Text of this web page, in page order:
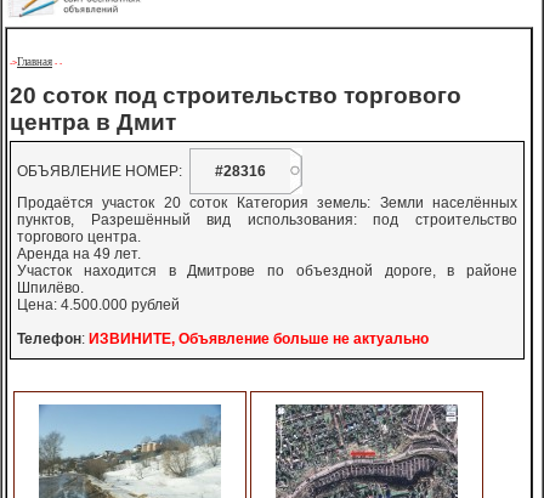
->Главная - -
20 соток под строительство торгового
центра в Дмит
ОБЪЯВЛЕНИЕ НОМЕР:
#28316
Продаётся участок 20 соток Категория земель: Земли населённых
пунктов, Разрешённый вид использования: под строительство
торгового центра.
Аренда на 49 лет.
Участок находится в Дмитрове по объездной дороге, в районе
Шпилёво.
Цена: 4.500.000 рублей
Телефон: ИЗВИНИТЕ, Объявление больше не актуально